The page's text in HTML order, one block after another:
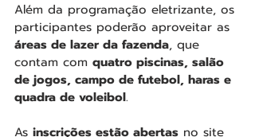
Além da programação eletrizante, os
participantes poderão aproveitar as
áreas de lazer da fazenda, que
contam com quatro piscinas, salão
de jogos, campo de futebol, haras e
quadra de voleibol.
As inscrições estão abertas no site